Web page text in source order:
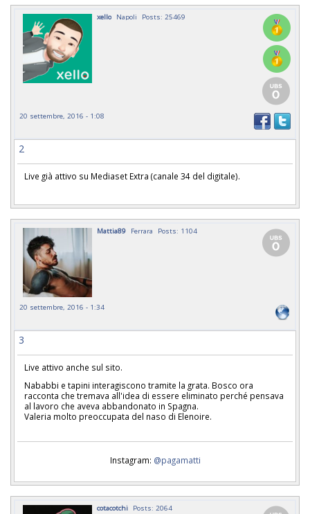
xello Napoli Posts: 25469
20 settembre, 2016 - 1:08
2
Live già attivo su Mediaset Extra (canale 34 del digitale).
Mattia89 Ferrara Posts: 1104
20 settembre, 2016 - 1:34
3
Live attivo anche sul sito.
Nababbi e tapini interagiscono tramite la grata. Bosco ora
racconta che tremava all'idea di essere eliminato perché pensava
al lavoro che aveva abbandonato in Spagna.
Valeria molto preoccupata del naso di Elenoire.
Instagram: @pagamatti
cotacotchi Posts: 2064